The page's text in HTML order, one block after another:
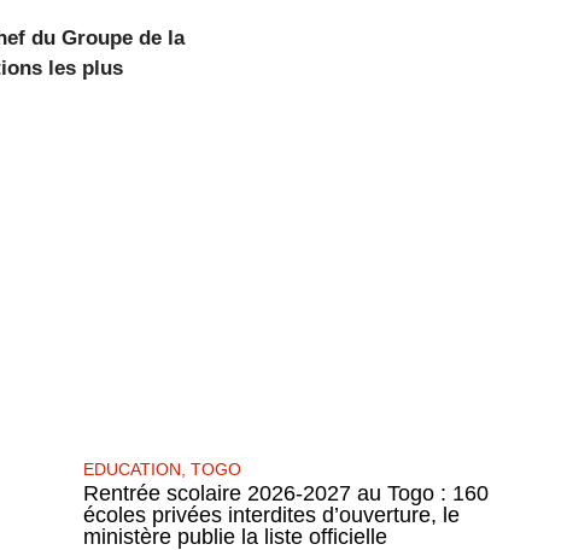
du Groupe de la
les plus
EDUCATION TOGO
Rentrée scolaire 2026-2027 au Togo : 160
écoles privées interdites d’ouverture, le
ministère publie la liste officielle